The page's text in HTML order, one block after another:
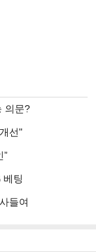
의문?
선"
”
베팅
들여